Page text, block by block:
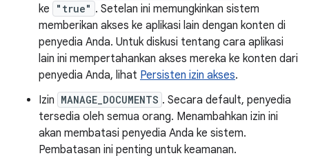
ke
"true" . Setelan ini memungkinkan sistem
memberikan akses ke aplikasi lain dengan konten di
penyedia Anda. Untuk diskusi tentang cara aplikasi
lain ini mempertahankan akses mereka ke konten dari
penyedia Anda, lihat Persisten izin akses.
Izin MANAGE_DOCUMENTS . Secara default, penyedia
tersedia oleh semua orang. Menambahkan izin ini
akan membatasi penyedia Anda ke sistem.
Pembatasan ini penting untuk keamanan.